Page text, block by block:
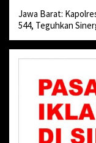
Jawa Barat:
544, Teguhkan